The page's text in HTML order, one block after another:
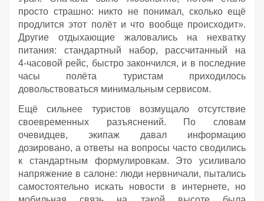
просто страшно: никто не понимал, сколько ещё
продлится этот полёт и что вообще происходит».
Другие отдыхающие жаловались на нехватку
питания: стандартный набор, рассчитанный на
4‑часовой рейс, быстро закончился, и в последние
часы полёта туристам приходилось
довольствоваться минимальным сервисом.
Ещё сильнее туристов возмущало отсутствие
своевременных разъяснений. По словам
очевидцев, экипаж давал информацию
дозировано, а ответы на вопросы часто сводились
к стандартным формулировкам. Это усиливало
напряжение в салоне: люди нервничали, пытались
самостоятельно искать новости в интернете, но